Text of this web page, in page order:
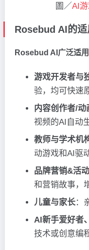
圖／AI
Rosebud AI的适
Rosebud AI广泛适用
游戏开发者与
验，均可快速
内容创作者/动
视频的AI自动
教师与学术机
动游戏和AI驱
品牌营销&活
和营销故事，
儿童与家长：
AI新手爱好者
技术或创意编